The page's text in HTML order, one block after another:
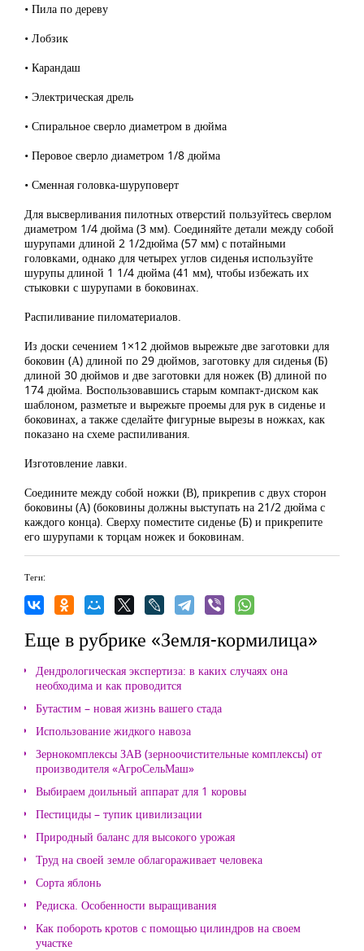
• Пила по дереву
• Лобзик
• Карандаш
• Электрическая дрель
• Спиральное сверло диаметром в дюйма
• Перовое сверло диаметром 1/8 дюйма
• Сменная головка-шуруповерт
Для высверливания пилотных отверстий пользуйтесь сверлом
диаметром 1/4 дюйма (3 мм). Соединяйте детали между собой
шурупами длиной 2 1/2дюйма (57 мм) с потайными
головками, однако для четырех углов сиденья используйте
шурупы длиной 1 1/4 дюйма (41 мм), чтобы избежать их
стыковки с шурупами в боковинах.
Распиливание пиломатериалов.
Из доски сечением 1×12 дюймов вырежьте две заготовки для
боковин (А) длиной по 29 дюймов, заготовку для сиденья (Б)
длиной 30 дюймов и две заготовки для ножек (В) длиной по
174 дюйма. Воспользовавшись старым компакт-диском как
шаблоном, разметьте и вырежьте проемы для рук в сиденье и
боковинах, а также сделайте фигурные вырезы в ножках, как
показано на схеме распиливания.
Изготовление лавки.
Соедините между собой ножки (В), прикрепив с двух сторон
боковины (А) (боковины должны выступать на 21/2 дюйма с
каждого конца). Сверху поместите сиденье (Б) и прикрепите
его шурупами к торцам ножек и боковинам.
Теги:
Еще в рубрике «Земля-кормилица»
Дендрологическая экспертиза: в каких случаях она
необходима и как проводится
Бутастим – новая жизнь вашего стада
Использование жидкого навоза
Зернокомплексы ЗАВ (зерноочистительные комплексы) от
производителя «АгроСельМаш»
Выбираем доильный аппарат для 1 коровы
Пестициды – тупик цивилизации
Природный баланс для высокого урожая
Труд на своей земле облагораживает человека
Сорта яблонь
Редиска. Особенности выращивания
Как побороть кротов с помощью цилиндров на своем
участке